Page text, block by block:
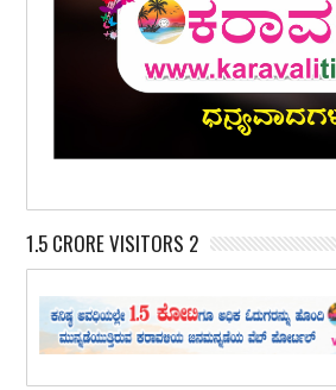
1.5 CRORE VISITORS 2